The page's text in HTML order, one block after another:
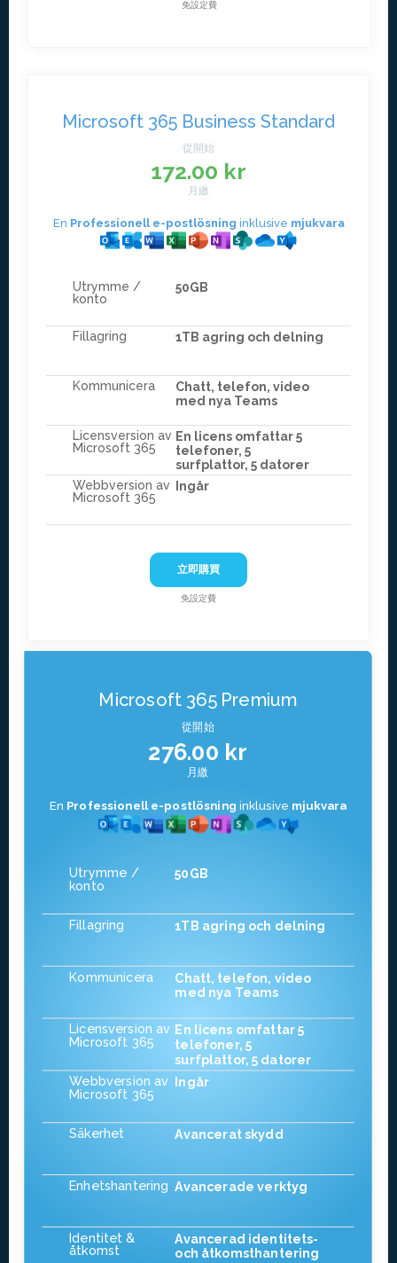
免設定費
Microsoft 365 Business Standard
從開始
172.00 kr
月繳
En Professionell e-postlösning inklusive mjukvara
50GB
Utrymme /
konto
1TB agring och delning
Fillagring
Chatt, telefon, video
med nya Teams
Kommunicera
En licens omfattar 5
telefoner, 5
surfplattor, 5 datorer
Licensversion av
Microsoft 365
Ingår
Webbversion av
Microsoft 365
立即購買
免設定費
Microsoft 365 Premium
從開始
276.00 kr
月繳
En Professionell e-postlösning inklusive mjukvara
50GB
Utrymme /
konto
1TB agring och delning
Fillagring
Chatt, telefon, video
med nya Teams
Kommunicera
En licens omfattar 5
telefoner, 5
surfplattor, 5 datorer
Licensversion av
Microsoft 365
Ingår
Webbversion av
Microsoft 365
Avancerat skydd
Säkerhet
Avancerade verktyg
Enhetshantering
Avancerad identitets-
och åtkomsthantering
Identitet &
åtkomst